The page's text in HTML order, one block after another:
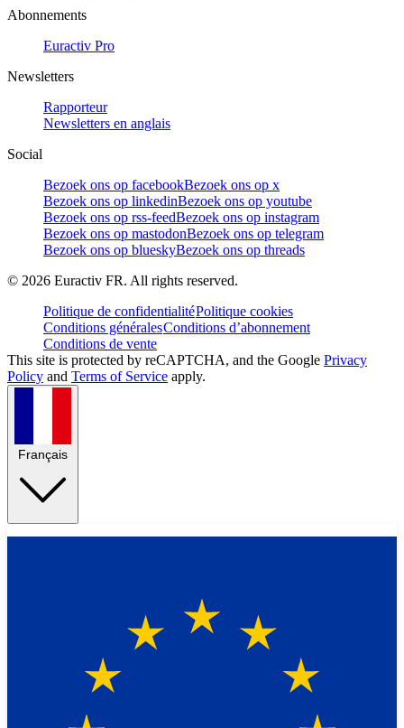
Abonnements
Euractiv Pro
Newsletters
Rapporteur
Newsletters en anglais
Social
Bezoek ons op facebookBezoek ons op x
Bezoek ons op linkedinBezoek ons op youtube
Bezoek ons op rss-feedBezoek ons op instagram
Bezoek ons op mastodonBezoek ons op telegram
Bezoek ons op blueskyBezoek ons op threads
© 2026 Euractiv FR. All rights reserved.
Politique de confidentialitéPolitique cookies
Conditions généralesConditions d’abonnement
Conditions de vente
This site is protected by reCAPTCHA, and the Google Privacy
Policy and Terms of Service apply.
Français